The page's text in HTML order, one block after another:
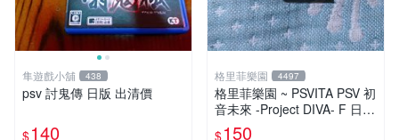
隼遊戲小舖 438
psv 討鬼傳 日版 出清價
$140
格里菲樂園 4497
格里菲樂園 ~ PSVITA PSV 初
音未來 -Project DIVA- F 日版
裸卡
$150